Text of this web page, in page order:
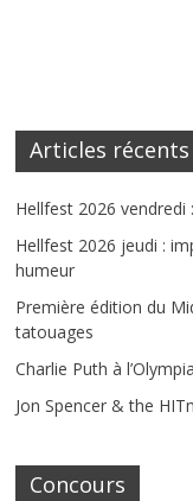
Articles récents
Hellfest 2026
Hellfest 2026 jeudi :
humeur
Première édition du
tatouages
Charlie Puth à
Jon Spencer & the
Concours